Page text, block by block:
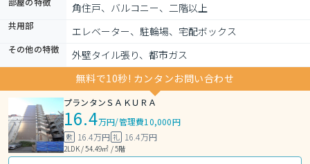
角住戸、バルコニー、二階以上
共用部 エレベーター、駐輪場、宅配ボックス
その他の特徴
外壁タイル張り、都市ガス
無料で10秒! カンタンお問い合わせ
プランタンＳＡＫＵＲＡ
16.4万円/管理費10,000円
敷 16.4万円 礼 16.4万円
2LDK / 54.49㎡ / 5階